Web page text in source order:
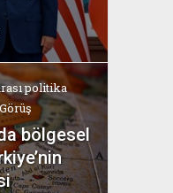
politika
bölgesel